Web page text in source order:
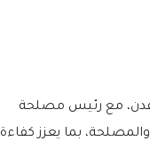
عدن، مع رئيس مصلحة
بما يعزز كفاءة